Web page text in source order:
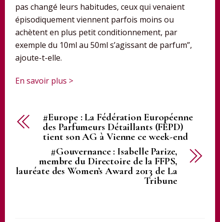
pas changé leurs habitudes, ceux qui venaient
épisodiquement viennent parfois moins ou
achètent en plus petit conditionnement, par
exemple du 10ml au 50ml s’agissant de parfum”,
ajoute-t-elle.
En savoir plus >
#Europe : La Fédération Européenne
des Parfumeurs Détaillants (FEPD)
tient son AG à Vienne ce week-end
#Gouvernance : Isabelle Parize,
membre du Directoire de la FFPS,
lauréate des Women’s Award 2013 de La
Tribune